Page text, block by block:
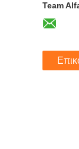
Team